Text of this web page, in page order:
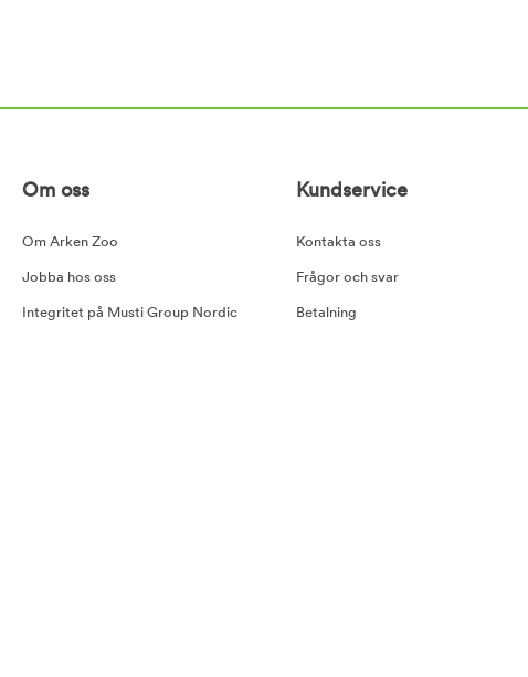
Om oss
Om Arken Zoo
Jobba hos oss
Integritet på Musti Group Nordic
Kundservice
Kontakta oss
Frågor och svar
Betalning